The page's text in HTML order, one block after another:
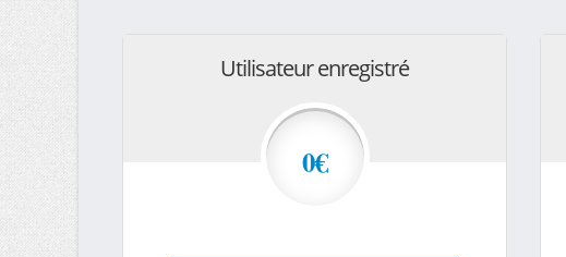
Utilisateur enregistré
0€